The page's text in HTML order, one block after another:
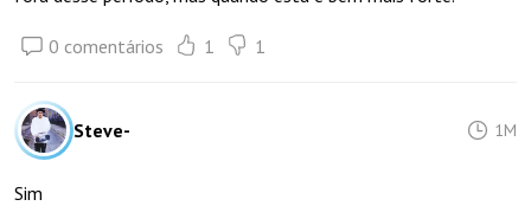
0 comentários 1 1
Steve- 1M
Sim